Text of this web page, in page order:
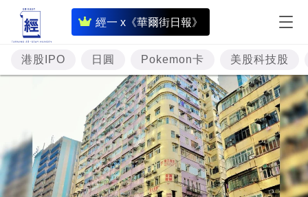
經一 x《華爾街日報》
即
時
財
經
題
投
資
樓
港股IPO 日圓 Pokemon卡 美股科技股